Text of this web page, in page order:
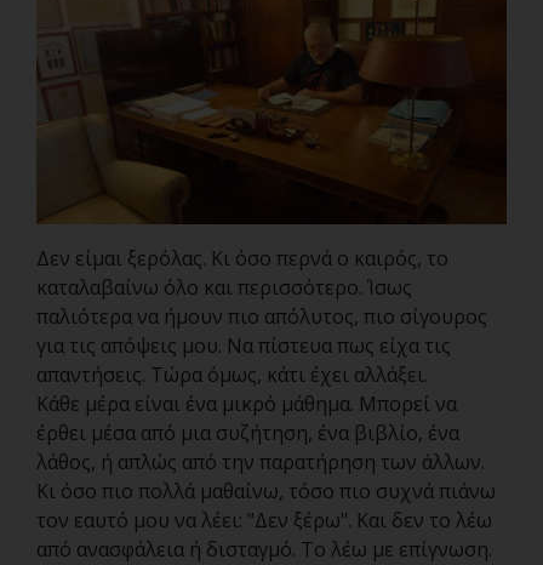
Δεν είμαι ξερόλας. Κι όσο περνά ο καιρός, το
καταλαβαίνω όλο και περισσότερο. Ίσως
παλιότερα να ήμουν πιο απόλυτος, πιο σίγουρος
για τις απόψεις μου. Να πίστευα πως είχα τις
απαντήσεις. Τώρα όμως, κάτι έχει αλλάξει.
Κάθε μέρα είναι ένα μικρό μάθημα. Μπορεί να
έρθει μέσα από μια συζήτηση, ένα βιβλίο, ένα
λάθος, ή απλώς από την παρατήρηση των άλλων.
Κι όσο πιο πολλά μαθαίνω, τόσο πιο συχνά πιάνω
τον εαυτό μου να λέει: "Δεν ξέρω". Και δεν το λέω
από ανασφάλεια ή δισταγμό. Το λέω με επίγνωση.